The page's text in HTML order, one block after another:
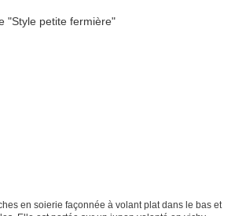
en soierie façonnée à volant plat dans le bas et